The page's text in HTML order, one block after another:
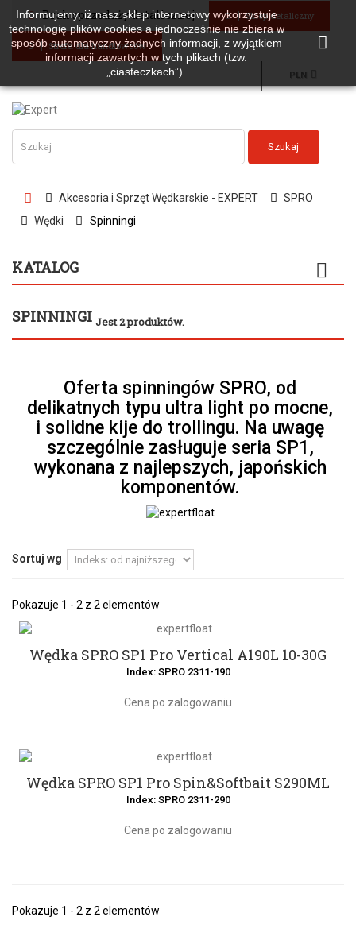
Brak sprzedaży detalicznej Sklep detaliczny
Strefa dla handlowców
PLN
Szukaj
Akcesoria i Sprzęt Wędkarskie - EXPERT
SPRO
Wędki
Spinningi
KATALOG
SPINNINGI Jest 2 produktów.
Oferta spinningów SPRO, od
delikatnych typu ultra light po mocne,
i solidne kije do trollingu. Na uwagę
szczególnie zasługuje seria SP1,
wykonana z najlepszych, japońskich
komponentów.
Sortuj wg
Pokazuje 1 - 2 z 2 elementów
Wędka SPRO SP1 Pro Vertical A190L 10-30G
Index: SPRO 2311-190
Cena po zalogowaniu
Wędka SPRO SP1 Pro Spin&Softbait S290ML
Index: SPRO 2311-290
Cena po zalogowaniu
Pokazuje 1 - 2 z 2 elementów
Informujemy, iż nasz sklep internetowy wykorzystuje
technologię plików cookies a jednocześnie nie zbiera w
sposób automatyczny żadnych informacji, z wyjątkiem
informacji zawartych w tych plikach (tzw.
„ciasteczkach”).